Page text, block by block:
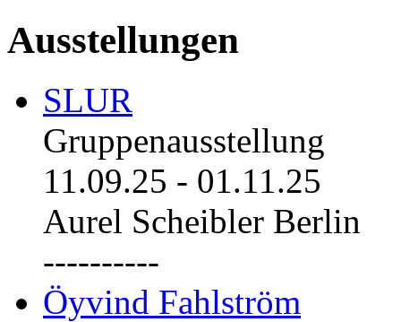
Ausstellungen
SLUR
Gruppenausstellung
11.09.25 - 01.11.25
Aurel Scheibler Berlin
----------
Öyvind Fahlström